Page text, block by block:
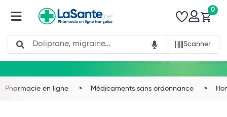
Search
Scanner
0
Pharmacie en ligne Médicaments sans ordonnance